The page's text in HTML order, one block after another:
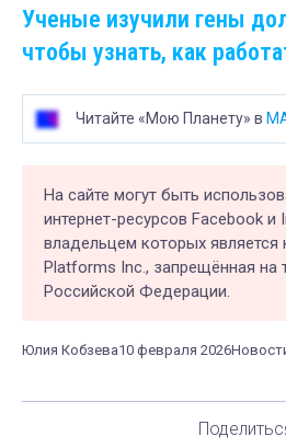
Ученые изучили гены
чтобы узнать, как
Читайте «Мою Планету» в
На сайте могут быть
интернет-ресурсов Facebook и
владельцем которых является
Platforms Inc., запрещённая на
Российской Федерации.
Юлия Кобзева10 февраля 2026